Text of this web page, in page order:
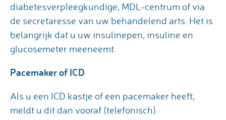
diabetesverpleegkundige, MDL-centrum of via
de secretaresse van uw behandelend arts. Het is
belangrijk dat u uw insulinepen, insuline en
glucosemeter meeneemt.
Pacemaker of ICD
Als u een ICD kastje of een pacemaker heeft,
meldt u dit dan vooraf (telefonisch).